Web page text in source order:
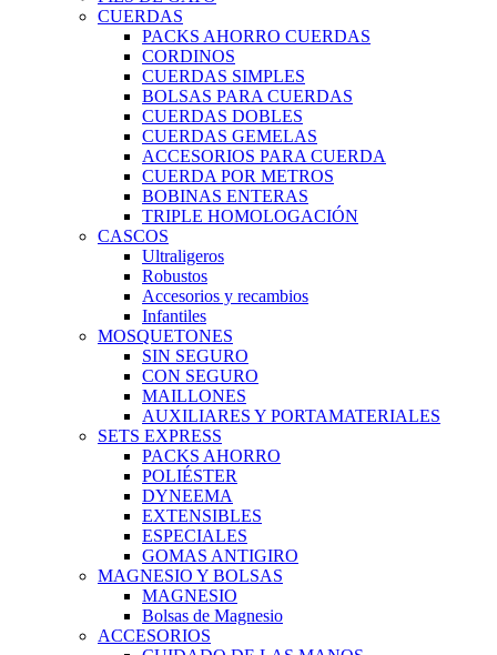
CUERDAS
PACKS AHORRO CUERDAS
CORDINOS
CUERDAS SIMPLES
BOLSAS PARA CUERDAS
CUERDAS DOBLES
CUERDAS GEMELAS
ACCESORIOS PARA CUERDA
CUERDA POR METROS
BOBINAS ENTERAS
TRIPLE HOMOLOGACIÓN
CASCOS
Ultraligeros
Robustos
Accesorios y recambios
Infantiles
MOSQUETONES
SIN SEGURO
CON SEGURO
MAILLONES
AUXILIARES Y PORTAMATERIALES
SETS EXPRESS
PACKS AHORRO
POLIÉSTER
DYNEEMA
EXTENSIBLES
ESPECIALES
GOMAS ANTIGIRO
MAGNESIO Y BOLSAS
MAGNESIO
Bolsas de Magnesio
ACCESORIOS